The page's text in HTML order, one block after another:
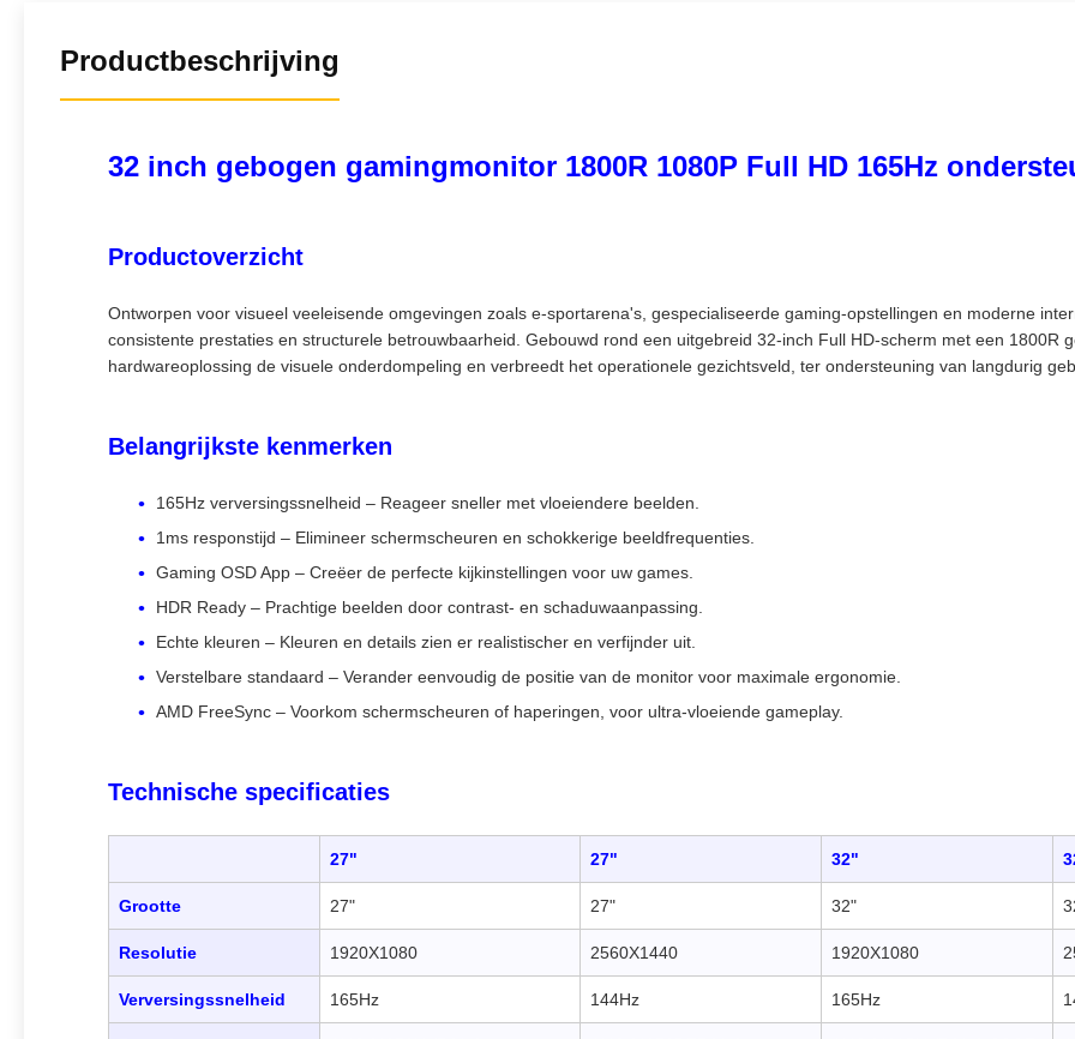
Productbeschrijving
32 inch gebogen gamingmonitor 1800R 1080P Full HD 165Hz
Productoverzicht
Ontworpen voor visueel veeleisende omgevingen zoals e-sportarena's, gespecialiseerde gaming-opstellingen en moderne
consistente prestaties en structurele betrouwbaarheid. Gebouwd rond een uitgebreid 32-inch Full HD-scherm met een 1800R
hardwareoplossing de visuele onderdompeling en verbreedt het operationele gezichtsveld, ter ondersteuning van langdurig
Belangrijkste kenmerken
165Hz verversingssnelheid – Reageer sneller met vloeiendere beelden.
1ms responstijd – Elimineer schermscheuren en schokkerige beeldfrequenties.
Gaming OSD App – Creëer de perfecte kijkinstellingen voor uw games.
HDR Ready – Prachtige beelden door contrast- en schaduwaanpassing.
Echte kleuren – Kleuren en details zien er realistischer en verfijnder uit.
Verstelbare standaard – Verander eenvoudig de positie van de monitor voor maximale ergonomie.
AMD FreeSync – Voorkom schermscheuren of haperingen, voor ultra-vloeiende gameplay.
Technische specificaties
27" 27" 32"
Grootte 27" 27" 32"
Resolutie 1920X1080 2560X1440 1920X1080
Verversingssnelheid 165Hz 144Hz 165Hz